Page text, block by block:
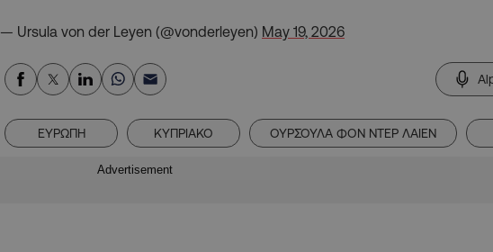
— Ursula von der Leyen (@vonderleyen) May 19, 2026
ΕΥΡΩΠΗ ΚΥΠΡΙΑΚΟ ΟΥΡΣΟΥΛΑ ΦΟΝ ΝΤΕΡ ΛΑΙΕΝ
Advertisement